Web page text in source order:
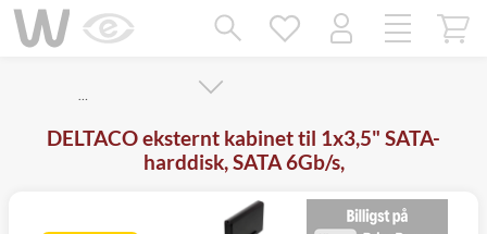
…
DELTACO eksternt kabinet til 1x3,5" SATA-
harddisk, SATA 6Gb/s,
Mangler chatten?
Ret samtykke!